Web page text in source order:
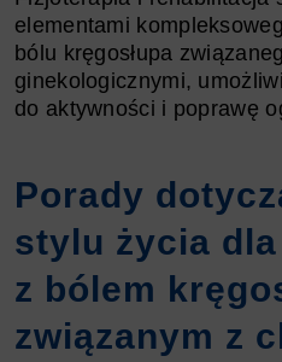
elementami
bólu kręgosłupa
ginekologicznymi,
do aktywności i poprawę
Porady
stylu życia
z bólem
związanym z